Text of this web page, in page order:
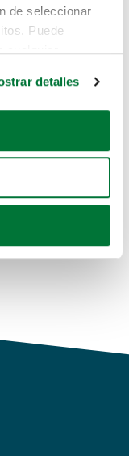
de seleccionar
Puede
geográfica
activamente
(huellas
se procesan sus
web con
y análisis
detalles
estás